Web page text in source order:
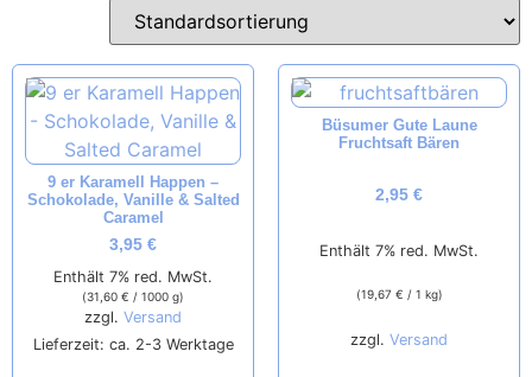
9 er Karamell Happen –
Schokolade, Vanille & Salted
Caramel
3,95 €
Enthält 7% red. MwSt.
(31,60 € / 1000 g)
zzgl. Versand
Lieferzeit: ca. 2-3 Werktage
Büsumer Gute Laune
Fruchtsaft Bären
2,95 €
Enthält 7% red. MwSt.
(19,67 € / 1 kg)
zzgl. Versand